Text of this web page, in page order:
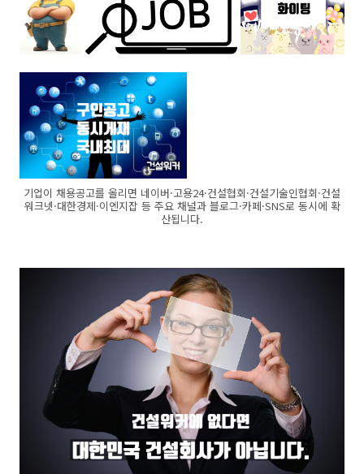
기업이 채용공고를 올리면 네이버·고용24·건설협회·건설기술인협회·건설
워크넷·대한경제·이엔지잡 등 주요 채널과 블로그·카페·SNS로 동시에 확
산됩니다.